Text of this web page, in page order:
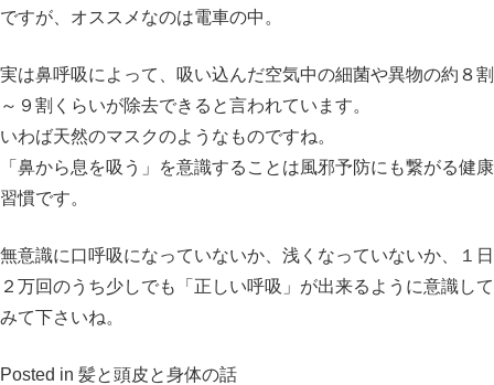
ですが、オススメなのは電車の中。
実は鼻呼吸によって、吸い込んだ空気中の細菌や異物の約８割
～９割くらいが除去できると言われています。
いわば天然のマスクのようなものですね。
「鼻から息を吸う」を意識することは風邪予防にも繋がる健康
習慣です。
無意識に口呼吸になっていないか、浅くなっていないか、１日
２万回のうち少しでも「正しい呼吸」が出来るように意識して
みて下さいね。
Posted in 髪と頭皮と身体の話